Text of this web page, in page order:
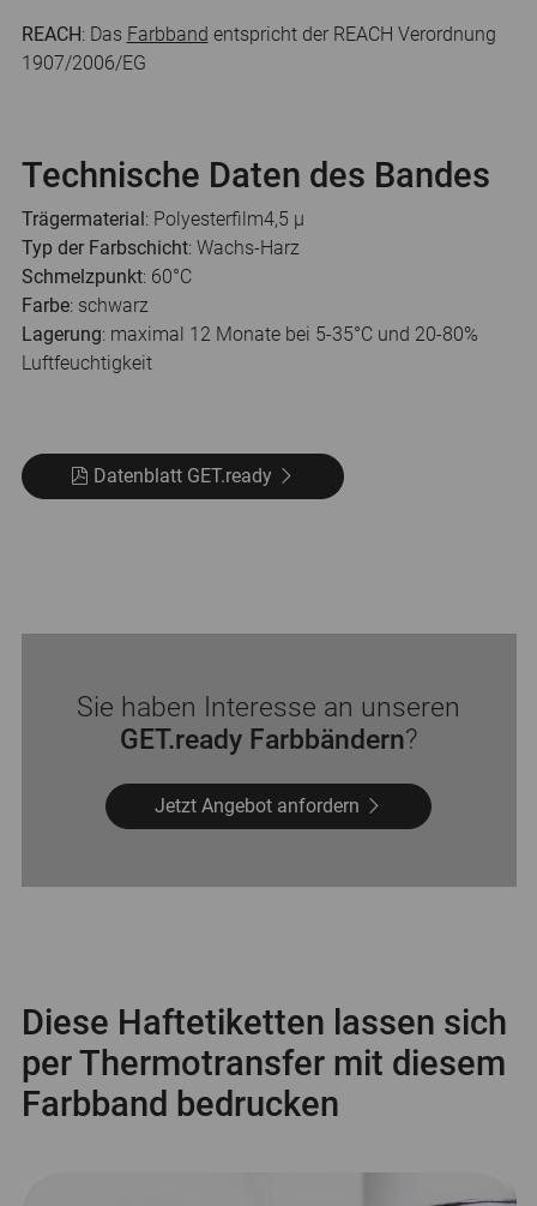
REACH: Das Farbband entspricht der REACH Verordnung
1907/2006/EG
Technische Daten des Bandes
Trägermaterial : Polyesterfilm4,5 µ
Typ der Farbschicht: Wachs-Harz
Schmelzpunkt: 60°C
Farbe: schwarz
Lagerung: maximal 12 Monate bei 5-35°C und 20-80%
Luftfeuchtigkeit
Datenblatt GET.ready
Sie haben Interesse an unseren
GET.ready Farbbändern?
Jetzt Angebot anfordern
Diese Haftetiketten lassen sich
per Thermotransfer mit diesem
Farbband bedrucken